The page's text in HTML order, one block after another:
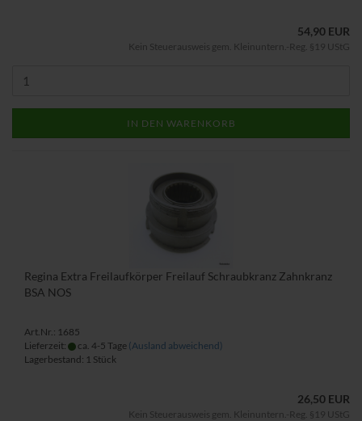
54,90 EUR
Kein Steuerausweis gem. Kleinuntern.-Reg. §19 UStG
IN DEN WARENKORB
Regina Extra Freilaufkörper Freilauf Schraubkranz Zahnkranz
BSA NOS
Art.Nr.: 1685
Lieferzeit:
ca. 4-5 Tage (Ausland abweichend)
Lagerbestand: 1 Stück
26,50 EUR
Kein Steuerausweis gem. Kleinuntern.-Reg. §19 UStG